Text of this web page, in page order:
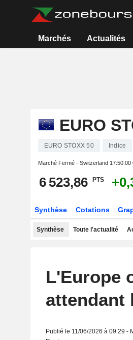
Marchés Actualités
EURO
EURO STOXX 50 Indice
Marché Fermé - Switzerland 17:50:00
6 523,86 PTS
Synthèse Cotations
Synthèse Toute l'actualité
L'Europe
attendant
Publié le 11/06/2026 à 09:29 -